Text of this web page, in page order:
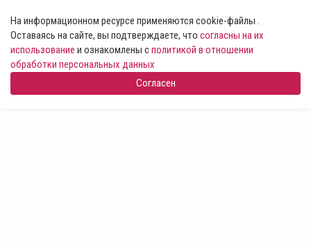
На информационном ресурсе применяются cookie-файлы .
Оставаясь на сайте, вы подтверждаете, что согласны на их
использование и ознакомлены сполитикой в отношении
обработки персональных данных
Согласен